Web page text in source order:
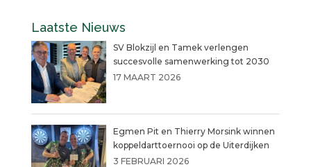
Laatste Nieuws
SV Blokzijl en Tamek verlengen
succesvolle samenwerking tot 2030
17 MAART 2026
Egmen Pit en Thierry Morsink winnen
koppeldarttoernooi op de Uiterdijken
3 FEBRUARI 2026